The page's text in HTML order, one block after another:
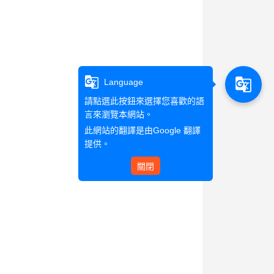
g_translate
Language
請點選此按鈕來選擇您喜歡的語
言來瀏覽本網站。
此網站的翻譯是由Google 翻譯
提供。
關閉
g_translate